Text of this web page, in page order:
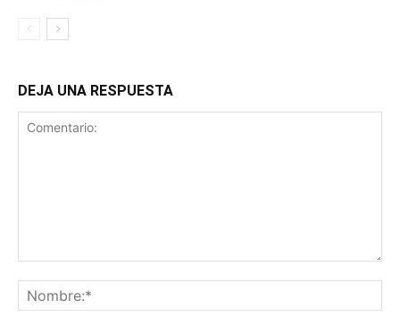
DEJA UNA RESPUESTA